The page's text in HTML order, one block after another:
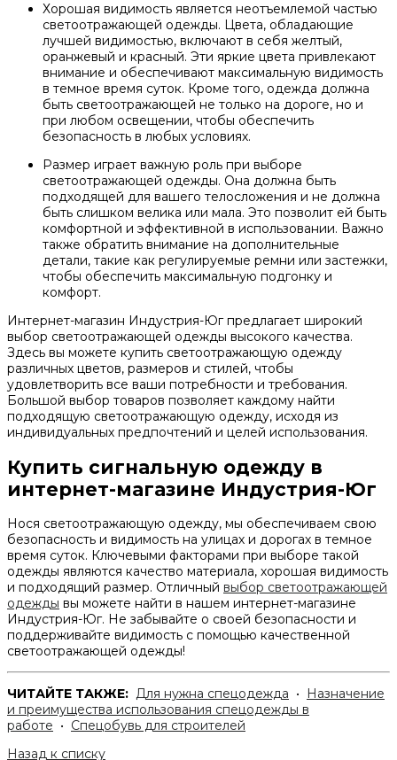
Хорошая видимость является неотъемлемой частью
светоотражающей одежды. Цвета, обладающие
лучшей видимостью, включают в себя желтый,
оранжевый и красный. Эти яркие цвета привлекают
внимание и обеспечивают максимальную видимость
в темное время суток. Кроме того, одежда должна
быть светоотражающей не только на дороге, но и
при любом освещении, чтобы обеспечить
безопасность в любых условиях.
Размер играет важную роль при выборе
светоотражающей одежды. Она должна быть
подходящей для вашего телосложения и не должна
быть слишком велика или мала. Это позволит ей быть
комфортной и эффективной в использовании. Важно
также обратить внимание на дополнительные
детали, такие как регулируемые ремни или застежки,
чтобы обеспечить максимальную подгонку и
комфорт.
Интернет-магазин Индустрия-Юг предлагает широкий
выбор светоотражающей одежды высокого качества.
Здесь вы можете купить светоотражающую одежду
различных цветов, размеров и стилей, чтобы
удовлетворить все ваши потребности и требования.
Большой выбор товаров позволяет каждому найти
подходящую светоотражающую одежду, исходя из
индивидуальных предпочтений и целей использования.
Купить сигнальную одежду в
интернет-магазине Индустрия-Юг
Нося светоотражающую одежду, мы обеспечиваем свою
безопасность и видимость на улицах и дорогах в темное
время суток. Ключевыми факторами при выборе такой
одежды являются качество материала, хорошая видимость
и подходящий размер. Отличный выбор светоотражающей
одежды вы можете найти в нашем интернет-магазине
Индустрия-Юг. Не забывайте о своей безопасности и
поддерживайте видимость с помощью качественной
светоотражающей одежды!
ЧИТАЙТЕ ТАКЖЕ: Для нужна спецодежда •
Назначение
и преимущества использования спецодежды в
работе • Спецобувь для строителей
Назад к списку